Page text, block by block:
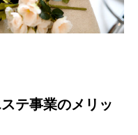
テ事業のメリッ